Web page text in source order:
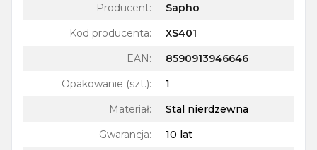
Producent:
Sapho
Kod producenta:
XS401
EAN:
8590913946646
Opakowanie (szt.):
1
Materiał:
Stal nierdzewna
Gwarancja:
10 lat